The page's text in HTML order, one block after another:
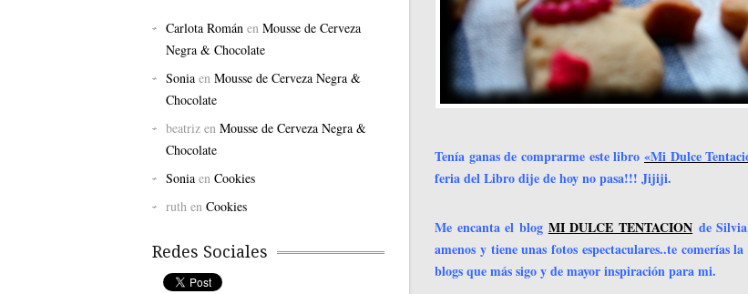
Tenía ganas de comprarme este libro «Mi Dulce
feria del Libro dije de hoy no pasa!!! Jijiji.
Me encanta el blog MI DULCE TENTACION de
amenos y tiene unas fotos espectaculares..te comerías
blogs que más sigo y de mayor inspiración para mi.
Carlota Román en Mousse de Cerveza
Negra & Chocolate
Sonia en Mousse de Cerveza Negra &
Chocolate
beatriz en Mousse de Cerveza Negra &
Chocolate
Sonia en Cookies
ruth en Cookies
Redes Sociales